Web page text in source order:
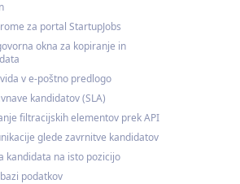
za portal StartupJobs
okna za kopiranje in
v e-poštno predlogo
kandidatov (SLA)
filtracijskih elementov prek API
glede zavrnitve kandidatov
kandidata na isto pozicijo
podatkov